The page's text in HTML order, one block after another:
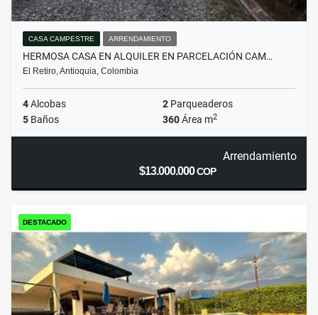
CASA CAMPESTRE ARRENDAMIENTO
HERMOSA CASA EN ALQUILER EN PARCELACIÓN CAM…
El Retiro, Antioquia, Colombia
4Alcobas 2 Parqueaderos
5 Baños 360Área m2
Arrendamiento
$13.000.000COP
DESTACADO